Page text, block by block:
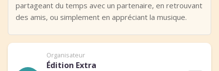
partageant du temps avec un partenaire, en retrouvant
des amis, ou simplement en appréciant la musique.
Organisateur
Édition Extra